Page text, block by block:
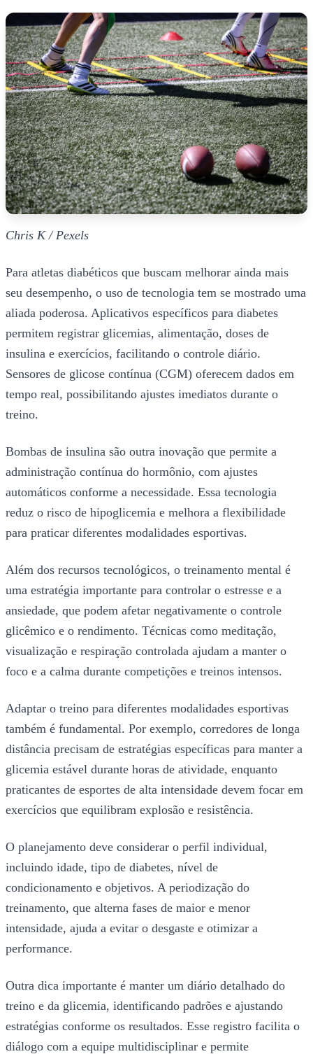
Chris K / Pexels
Para atletas diabéticos que buscam melhorar ainda mais
seu desempenho, o uso de tecnologia tem se mostrado uma
aliada poderosa. Aplicativos específicos para diabetes
permitem registrar glicemias, alimentação, doses de
insulina e exercícios, facilitando o controle diário.
Sensores de glicose contínua (CGM) oferecem dados em
tempo real, possibilitando ajustes imediatos durante o
treino.
Bombas de insulina são outra inovação que permite a
administração contínua do hormônio, com ajustes
automáticos conforme a necessidade. Essa tecnologia
reduz o risco de hipoglicemia e melhora a flexibilidade
para praticar diferentes modalidades esportivas.
Além dos recursos tecnológicos, o treinamento mental é
uma estratégia importante para controlar o estresse e a
ansiedade, que podem afetar negativamente o controle
glicêmico e o rendimento. Técnicas como meditação,
visualização e respiração controlada ajudam a manter o
foco e a calma durante competições e treinos intensos.
Adaptar o treino para diferentes modalidades esportivas
também é fundamental. Por exemplo, corredores de longa
distância precisam de estratégias específicas para manter a
glicemia estável durante horas de atividade, enquanto
praticantes de esportes de alta intensidade devem focar em
exercícios que equilibram explosão e resistência.
O planejamento deve considerar o perfil individual,
incluindo idade, tipo de diabetes, nível de
condicionamento e objetivos. A periodização do
treinamento, que alterna fases de maior e menor
intensidade, ajuda a evitar o desgaste e otimizar a
performance.
Outra dica importante é manter um diário detalhado do
treino e da glicemia, identificando padrões e ajustando
estratégias conforme os resultados. Esse registro facilita o
diálogo com a equipe multidisciplinar e permite